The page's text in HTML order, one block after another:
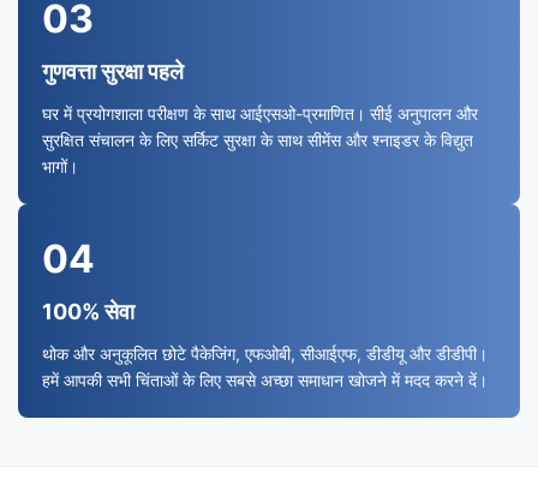
03
गुणवत्ता सुरक्षा पहले
घर में प्रयोगशाला परीक्षण के साथ आईएसओ-प्रमाणित। सीई अनुपालन और
सुरक्षित संचालन के लिए सर्किट सुरक्षा के साथ सीमेंस और श्नाइडर के विद्युत
भागों।
04
100% सेवा
थोक और अनुकूलित छोटे पैकेजिंग, एफओबी, सीआईएफ, डीडीयू और डीडीपी।
हमें आपकी सभी चिंताओं के लिए सबसे अच्छा समाधान खोजने में मदद करने दें।